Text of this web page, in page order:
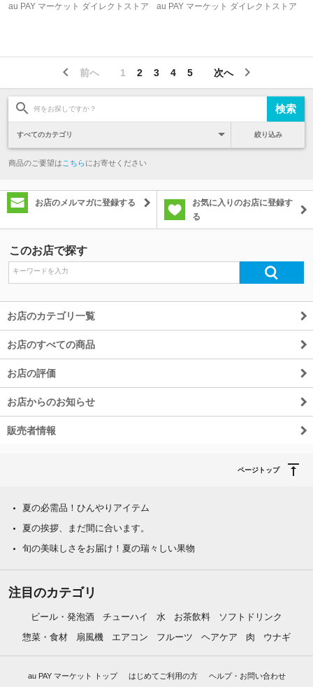
au PAY マーケット ダイレクトストア au PAY マーケット ダイレクトストア
前へ 次へ
1 2 3 4 5
絞り込み
商品のご要望は こちらにお寄せください
お店のメルマガに登録する
お気に入りのお店に登録す
る
このお店で探す
お店のカテゴリ一覧
お店のすべての商品
お店の評価
お店からのお知らせ
販売者情報
ページトップ
夏の必需品！ひんやりアイテム
夏の挨拶、まだ間に合います。
旬の美味しさをお届け！夏の瑞々しい果物
注目のカテゴリ
ビール・発泡酒 チューハイ 水 お茶飲料
ソフトドリンク
惣菜・食材
扇風機 エアコン フルーツ ヘアケア 肉 ウナギ
au PAY マーケット トップ はじめてご利用の方 ヘルプ・お問い合わせ